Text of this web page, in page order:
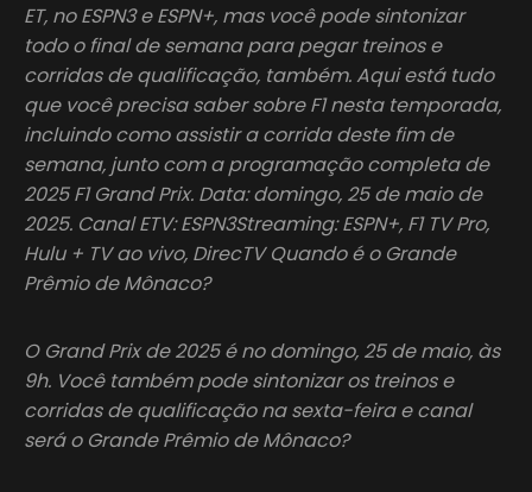
ET, no ESPN3 e ESPN+, mas você pode sintonizar
todo o final de semana para pegar treinos e
corridas de qualificação, também. Aqui está tudo
que você precisa saber sobre F1 nesta temporada,
incluindo como assistir a corrida deste fim de
semana, junto com a programação completa de
2025 F1 Grand Prix. Data: domingo, 25 de maio de
2025. Canal ETV: ESPN3Streaming: ESPN+, F1 TV Pro,
Hulu + TV ao vivo, DirecTV Quando é o Grande
Prêmio de Mônaco?
O Grand Prix de 2025 é no domingo, 25 de maio, às
9h. Você também pode sintonizar os treinos e
corridas de qualificação na sexta-feira e canal
será o Grande Prêmio de Mônaco?